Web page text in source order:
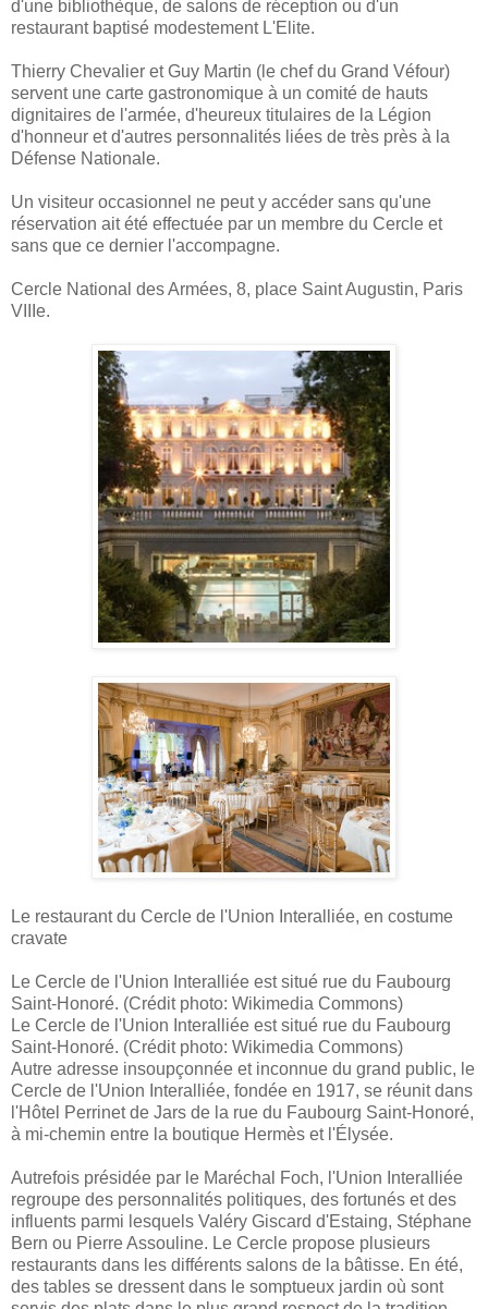
d'une bibliothèque, de salons de réception ou d'un
restaurant baptisé modestement L'Elite.
Thierry Chevalier et Guy Martin (le chef du Grand Véfour)
servent une carte gastronomique à un comité de hauts
dignitaires de l'armée, d'heureux titulaires de la Légion
d'honneur et d'autres personnalités liées de très près à la
Défense Nationale.
Un visiteur occasionnel ne peut y accéder sans qu'une
réservation ait été effectuée par un membre du Cercle et
sans que ce dernier l'accompagne.
Cercle National des Armées, 8, place Saint Augustin, Paris
VIIIe.
Le restaurant du Cercle de l'Union Interalliée, en costume
cravate
Le Cercle de l'Union Interalliée est situé rue du Faubourg
Saint-Honoré. (Crédit photo: Wikimedia Commons)
Le Cercle de l'Union Interalliée est situé rue du Faubourg
Saint-Honoré. (Crédit photo: Wikimedia Commons)
Autre adresse insoupçonnée et inconnue du grand public, le
Cercle de l'Union Interalliée, fondée en 1917, se réunit dans
l'Hôtel Perrinet de Jars de la rue du Faubourg Saint-Honoré,
à mi-chemin entre la boutique Hermès et l'Élysée.
Autrefois présidée par le Maréchal Foch, l'Union Interalliée
regroupe des personnalités politiques, des fortunés et des
influents parmi lesquels Valéry Giscard d'Estaing, Stéphane
Bern ou Pierre Assouline. Le Cercle propose plusieurs
restaurants dans les différents salons de la bâtisse. En été,
des tables se dressent dans le somptueux jardin où sont